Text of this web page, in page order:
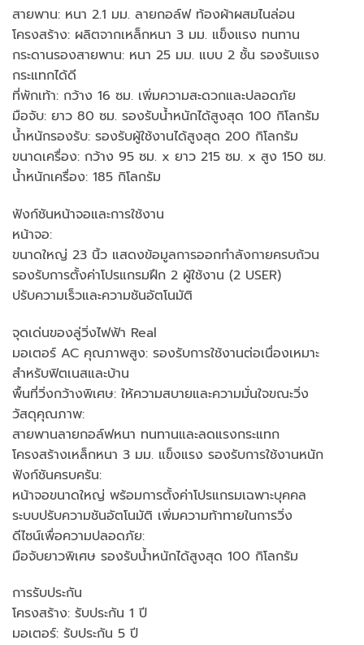
สายพาน: หนา 2.1 มม. ลายกอล์ฟ ท้องผ้าผสมไนล่อน
โครงสร้าง: ผลิตจากเหล็กหนา 3 มม. แข็งแรง ทนทาน
กระดานรองสายพาน: หนา 25 มม. แบบ 2 ชั้น รองรับแรง
กระแทกได้ดี
ที่พักเท้า: กว้าง 16 ซม. เพิ่มความสะดวกและปลอดภัย
มือจับ: ยาว 80 ซม. รองรับน้ำหนักได้สูงสุด 100 กิโลกรัม
น้ำหนักรองรับ: รองรับผู้ใช้งานได้สูงสุด 200 กิโลกรัม
ขนาดเครื่อง: กว้าง 95 ซม. x ยาว 215 ซม. x สูง 150 ซม.
น้ำหนักเครื่อง: 185 กิโลกรัม
ฟังก์ชันหน้าจอและการใช้งาน
หน้าจอ:
ขนาดใหญ่ 23 นิ้ว แสดงข้อมูลการออกกำลังกายครบถ้วน
รองรับการตั้งค่าโปรแกรมฝึก 2 ผู้ใช้งาน (2 USER)
ปรับความเร็วและความชันอัตโนมัติ
จุดเด่นของลู่วิ่งไฟฟ้า Real
มอเตอร์ AC คุณภาพสูง: รองรับการใช้งานต่อเนื่องเหมาะ
สำหรับฟิตเนสและบ้าน
พื้นที่วิ่งกว้างพิเศษ: ให้ความสบายและความมั่นใจขณะวิ่ง
วัสดุคุณภาพ:
สายพานลายกอล์ฟหนา ทนทานและลดแรงกระแทก
โครงสร้างเหล็กหนา 3 มม. แข็งแรง รองรับการใช้งานหนัก
ฟังก์ชันครบครัน:
หน้าจอขนาดใหญ่ พร้อมการตั้งค่าโปรแกรมเฉพาะบุคคล
ระบบปรับความชันอัตโนมัติ เพิ่มความท้าทายในการวิ่ง
ดีไซน์เพื่อความปลอดภัย:
มือจับยาวพิเศษ รองรับน้ำหนักได้สูงสุด 100 กิโลกรัม
การรับประกัน
โครงสร้าง: รับประกัน 1 ปี
มอเตอร์: รับประกัน 5 ปี